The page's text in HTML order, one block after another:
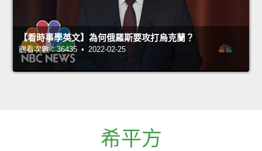
【看時事學英文】為何俄羅斯要攻打烏克蘭？
觀看次數：36435 • 2022-02-25
希平方